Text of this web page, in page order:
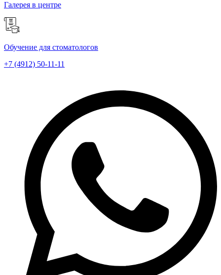
Галерея в центре
Обучение для стоматологов
+7 (4912) 50-11-11